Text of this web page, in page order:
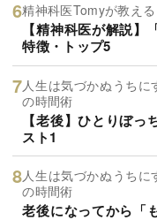
精神科医Tomyが教え
【精神科医が解説
特徴・トップ5
人生は気づかぬうち
の時間術
【老後】ひとりぼ
スト1
人生は気づかぬうち
の時間術
老後になってから「